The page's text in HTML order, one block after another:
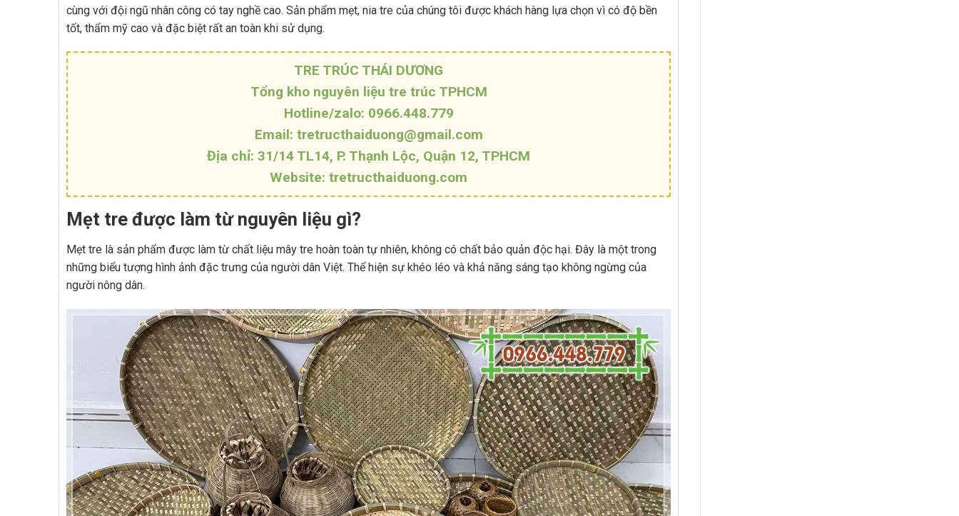
cùng với đội ngũ nhân công có tay nghề cao. Sản phẩm mẹt, nia tre của chúng tôi được khách hàng lựa chọn vì có độ bền
tốt, thẩm mỹ cao và đặc biệt rất an toàn khi sử dụng.
TRE TRÚC THÁI DƯƠNG
Tổng kho nguyên liệu tre trúc TPHCM
Hotline/zalo: 0966.448.779
Email: tretructhaiduong@gmail.com
Địa chỉ: 31/14 TL14, P. Thạnh Lộc, Quận 12, TPHCM
Website: tretructhaiduong.com
Mẹt tre được làm từ nguyên liệu gì?
Mẹt tre là sản phẩm được làm từ chất liệu mây tre hoàn toàn tự nhiên, không có chất bảo quản độc hại. Đây là một trong
những biểu tượng hình ảnh đặc trưng của người dân Việt. Thể hiện sự khéo léo và khả năng sáng tạo không ngừng của
người nông dân.